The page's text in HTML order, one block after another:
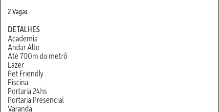
2 Vagas
DETALHES
Academia
Andar Alto
Até 700m do metrô
Lazer
Pet Friendly
Piscina
Portaria 24hs
Portaria Presencial
Varanda